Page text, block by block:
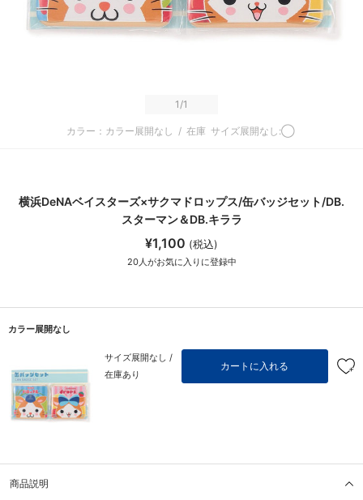
1/1
カラー：カラー展開なし / 在庫 サイズ展開なし:◯
横浜DeNAベイスターズ×サクマドロップス/缶バッジセット/DB.
スターマン＆DB.キララ
¥1,100 (税込)
20人がお気に入りに登録中
カラー展開なし
サイズ展開なし /
在庫あり
カートに入れる
商品説明